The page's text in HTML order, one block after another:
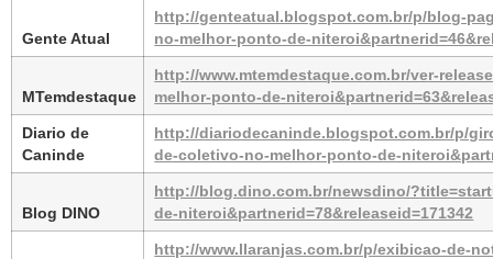
Gente Atual
http://genteatual.blogspot.com.br/p/blog-
no-melhor-ponto-de-
MTemdestaque
http://www.mtemdestaque.com.br/ver-
melhor-ponto-de-
Diario de
Caninde
http://diariodecaninde.blogspot.com.br/p/
de-coletivo-no-melhor-ponto-de-
Blog DINO
http://blog.dino.com.br/newsdino/
de-niteroi&partnerid=78&releaseid=171342
http://www.llaranjas.com.br/p/exibicao-de-